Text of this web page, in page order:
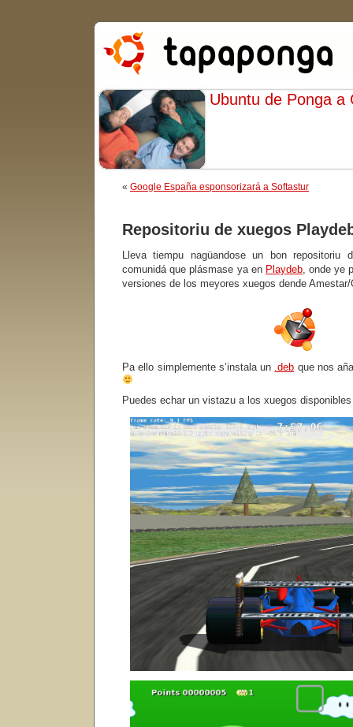
Ubuntu de Ponga
« Google España esponsorizará a Softastur
Repositoriu de xuegos
Lleva tiempu nagüandose un bon repositoriu
comunidá que plásmase ya en Playdeb, onde ye
versiones de los meyores xuegos dende Amestar/
Pa ello simplemente s’instala un .deb que nos
Puedes echar un vistazu a los xuegos